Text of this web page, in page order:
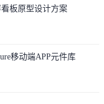
板原型设计方案
移动端APP元件库